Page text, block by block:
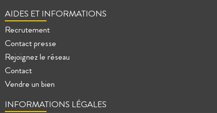
AIDES ET INFORMATIONS
Recrutement
Contact presse
Rejoignez le réseau
Contact
Vendre un bien
INFORMATIONS LÉGALES